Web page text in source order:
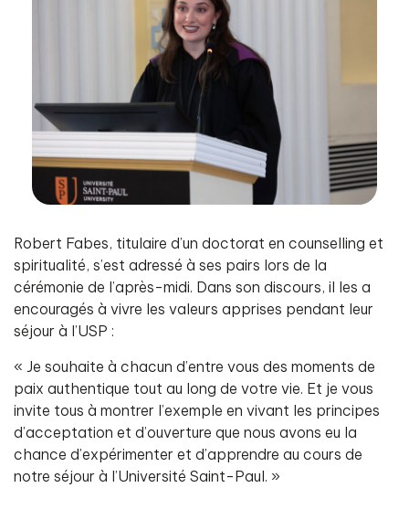
Robert Fabes, titulaire d’un doctorat en counselling et
spiritualité, s’est adressé à ses pairs lors de la
cérémonie de l’après-midi. Dans son discours, il les a
encouragés à vivre les valeurs apprises pendant leur
séjour à l’USP :
« Je souhaite à chacun d’entre vous des moments de
paix authentique tout au long de votre vie. Et je vous
invite tous à montrer l’exemple en vivant les principes
d’acceptation et d’ouverture que nous avons eu la
chance d’expérimenter et d’apprendre au cours de
notre séjour à l’Université Saint-Paul. »